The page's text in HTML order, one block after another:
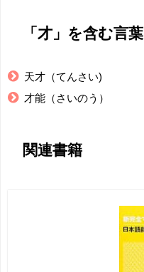
「才」を含む言葉
天才（てんさい)
才能（さいのう）
関連書籍